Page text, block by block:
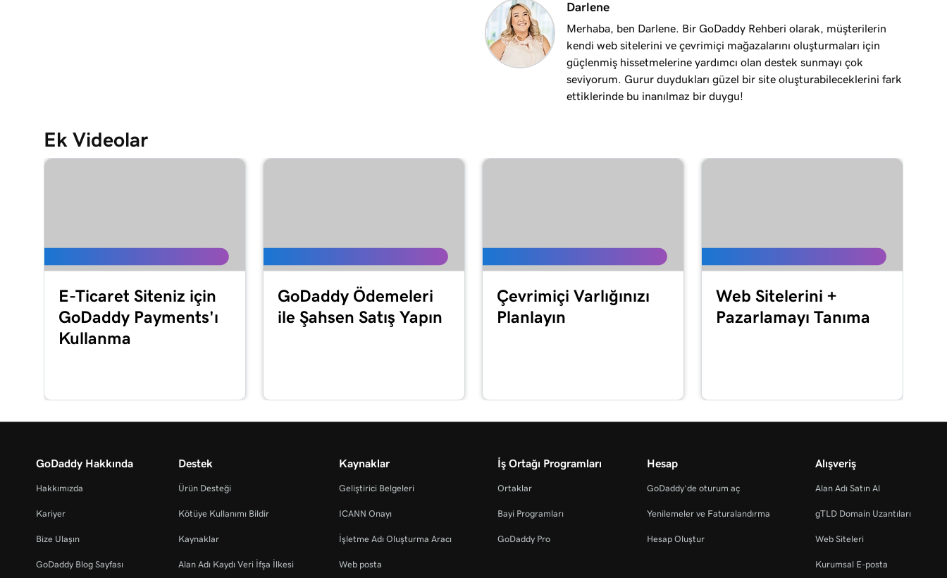
Alan adı portföyümü düzenleme
Ders 22 (/25)
2m 44s
Ders 23 (/25)
Alan adı ad sunucularını değiştirin
Alan adımı GoDaddy’ye transfer et
Darlene
Merhaba, ben Darlene. Bir GoDaddy Rehberi olarak, müşterilerin
kendi web sitelerini ve çevrimiçi mağazalarını oluşturmaları için
güçlenmiş hissetmelerine yardımcı olan destek sunmayı çok
seviyorum. Gurur duydukları güzel bir site oluşturabileceklerini fark
ettiklerinde bu inanılmaz bir duygu!
Ek Videolar
E-Ticaret Siteniz için
GoDaddy Payments'ı
Kullanma
GoDaddy Ödemeleri
ile Şahsen Satış Yapın
Çevrimiçi Varlığınızı
Planlayın
Web Sitelerini +
Pazarlamayı Tanıma
GoDaddy Hakkında
Hakkımızda
Kariyer
Bize Ulaşın
GoDaddy Blog Sayfası
Destek
Ürün Desteği
Kötüye Kullanımı Bildir
Kaynaklar
Alan Adı Kaydı Veri İfşa İlkesi
Kaynaklar
Geliştirici Belgeleri
ICANN Onayı
İşletme Adı Oluşturma Aracı
Web posta
İş Ortağı Programları
Ortaklar
Bayi Programları
GoDaddy Pro
Hesap
GoDaddy’de oturum aç
Yenilemeler ve Faturalandırma
Hesap Oluştur
Alışveriş
Alan Adı Satın Al
gTLD Domain Uzantıları
Web Siteleri
Kurumsal E-posta